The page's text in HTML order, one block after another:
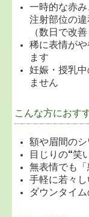
一時的な赤
注射部位の違
（数日で改善
稀に表情が
ます
妊娠・授乳
ません
こんな方におす
額や眉間の
目じりの“笑
無表情でも
手軽に若々
ダウンタイ